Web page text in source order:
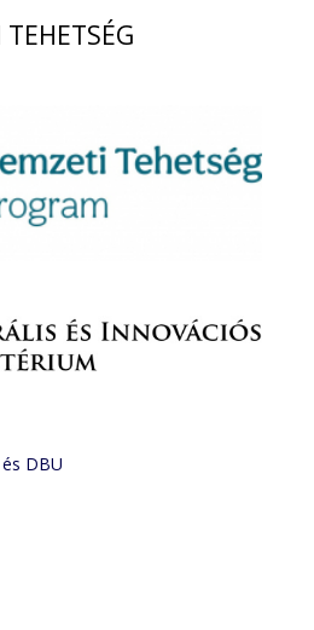
TEHETSÉG
DBU